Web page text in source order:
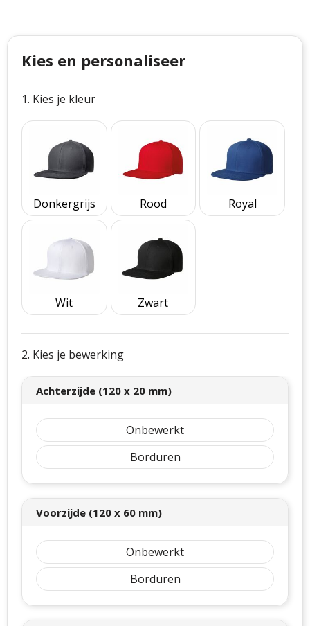
Cutter & Buck
Craft
Thule
Case Logic
Mepal
Stanley
Ludieke hoofdbanden
Kerstspellen
Kersttassen
kerstkaarsen
Kies en personaliseer
1. Kies je kleur
Donkergrijs Rood Royal
Wit Zwart
2. Kies je bewerking
Achterzijde (120 x 20 mm)
Onbewerkt
Borduren
Voorzijde (120 x 60 mm)
Onbewerkt
Borduren